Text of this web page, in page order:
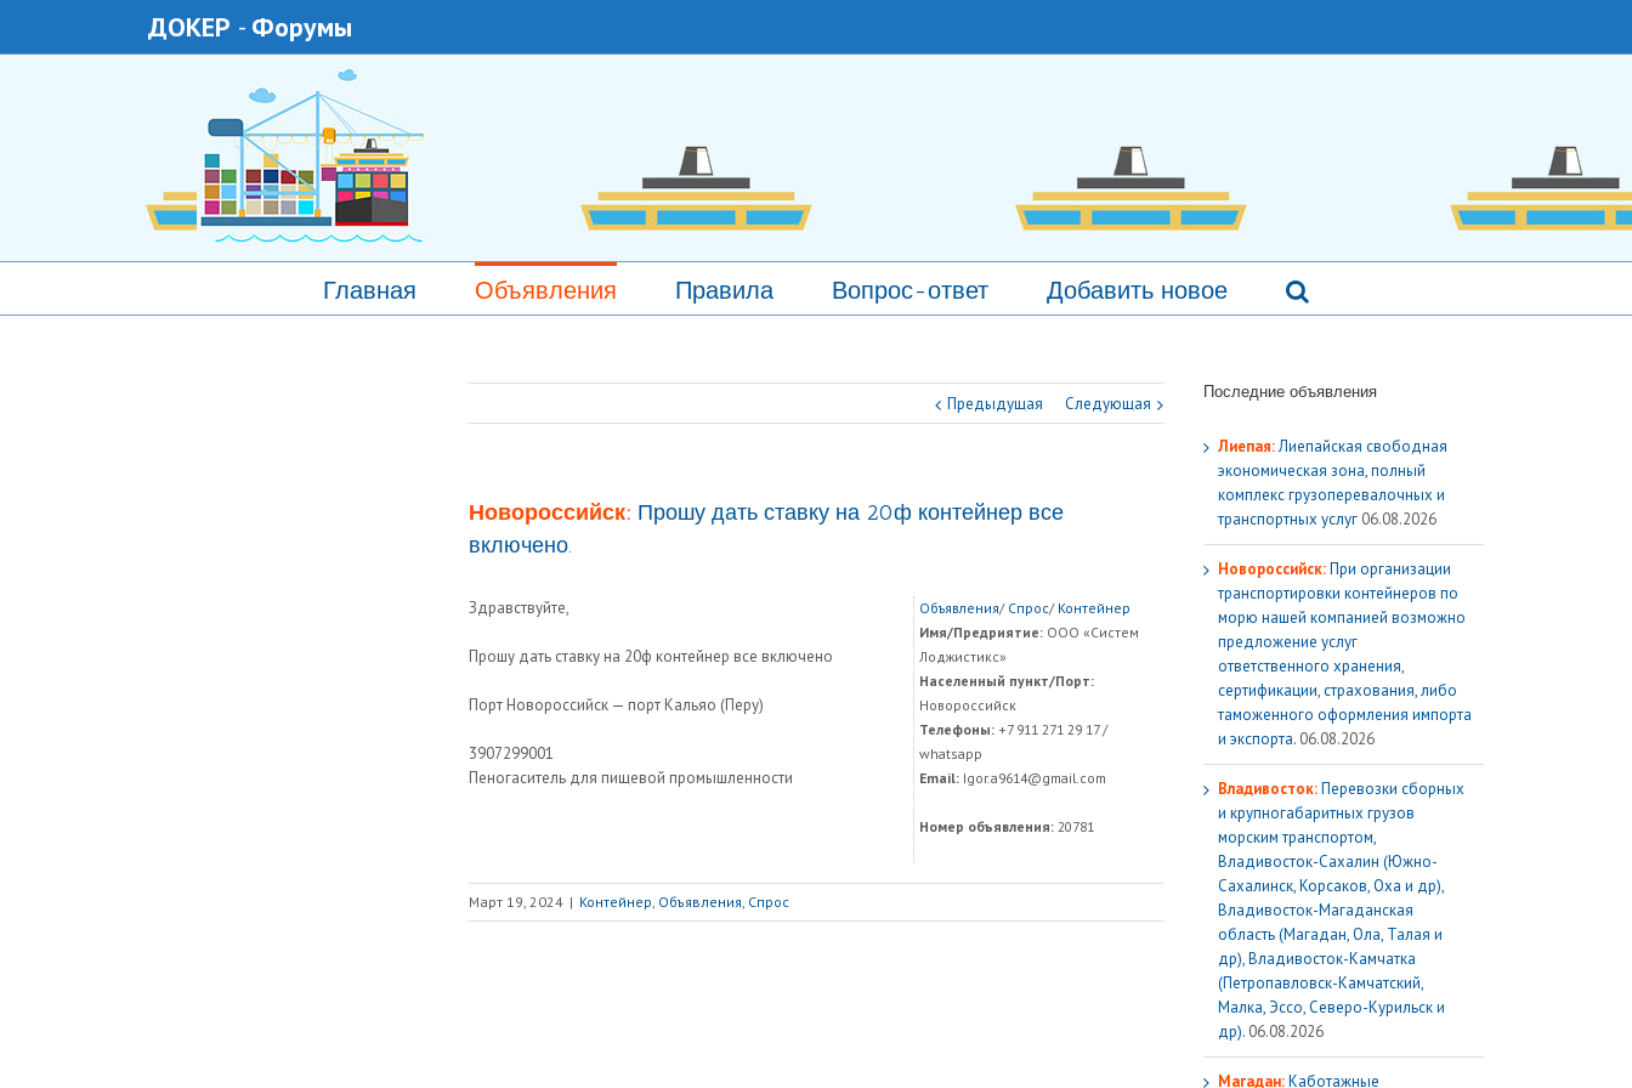
ДОКЕР - Форумы
Главная Объявления Правила Вопрос-ответ Добавить новое
Предыдущая Следующая
Новороссийск: Прошу дать ставку на 20ф контейнер все
включено.
Здравствуйте,
Прошу дать ставку на 20ф контейнер все включено
Порт Новороссийск — порт Кальяо (Перу)
3907299001
Пеногаситель для пищевой промышленности
Объявления/ Спрос/ Контейнер
Имя/Предриятие:ООО «Систем
Лоджистикс»
Населенный пункт/Порт:
Новороссийск
Телефоны:+7 911 271 29 17 /
whatsapp
Email:Igor.a9614@gmail.com
Номер объявления:20781
Март 19, 2024 | Контейнер, Объявления, Спрос
Последние объявления
Лиепая:Лиепайская свободная
экономическая зона, полный
комплекс грузoперевалочных и
транспортных услуг 06.08.2026
Новороссийск:При организации
транспортировки контейнеров по
морю нашей компанией возможно
предложение услуг
ответственного хранения,
сертификации, страхования, либо
таможенного оформления импорта
и экспорта. 06.08.2026
Владивосток:Перевозки сборных
и крупногабаритных грузов
морским транспортом,
Владивосток-Сахалин (Южно-
Сахалинск, Корсаков, Оха и др),
Владивосток-Магаданская
область (Магадан, Ола, Талая и
др), Владивосток-Камчатка
(Петропавловск-Камчатский,
Малка, Эссо, Северо-Курильск и
др). 06.08.2026
Магадан:Каботажные